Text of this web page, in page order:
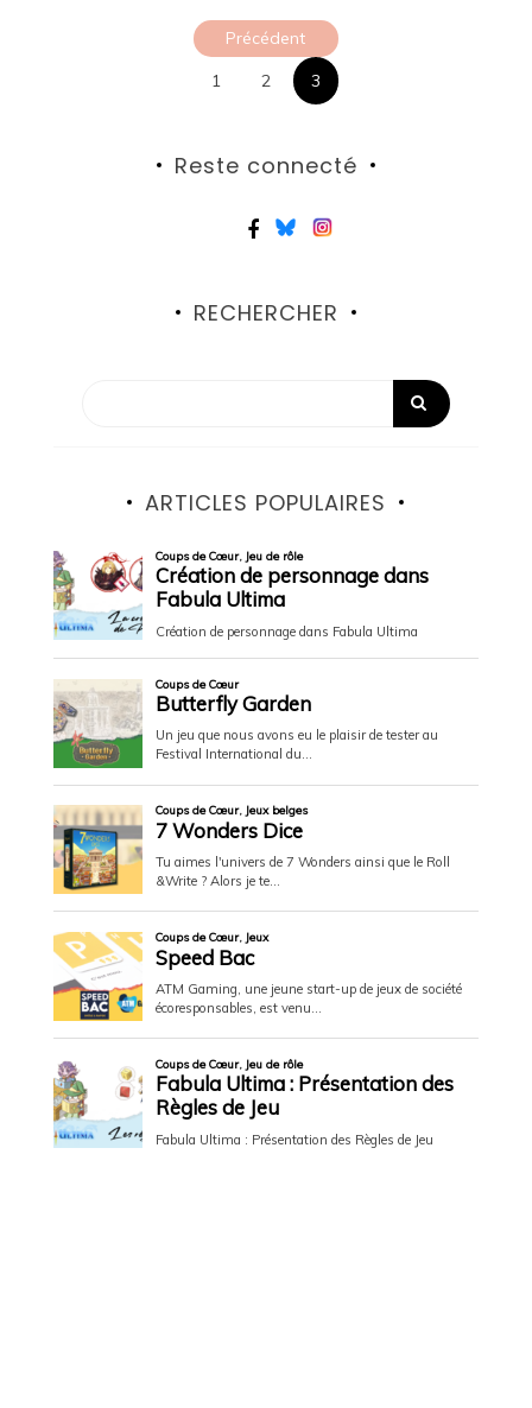
Pagination
des
publications
Précédent
1
2 3
Reste connecté
RECHERCHER
ARTICLES POPULAIRES